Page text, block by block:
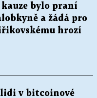
bylo praní
a žádá pro
hrozí
v bitcoinové